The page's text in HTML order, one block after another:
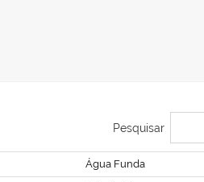
Pesquisar
Água Funda